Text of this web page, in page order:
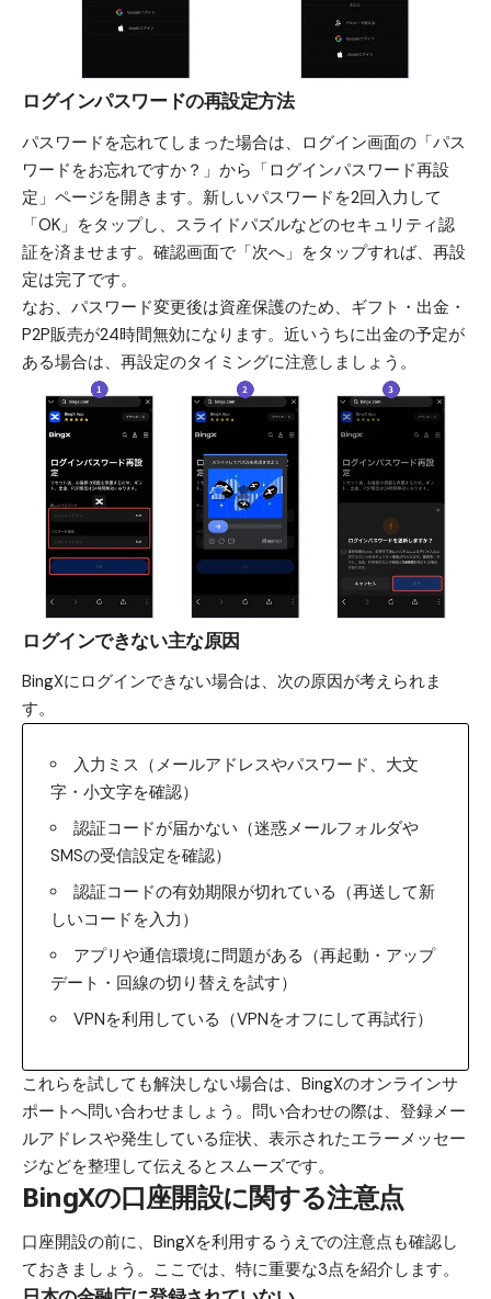
ログインパスワードの再設定方法
パスワードを忘れてしまった場合は、ログイン画面の「パス
ワードをお忘れですか？」から「ログインパスワード再設
定」ページを開きます。新しいパスワードを2回入力して
「OK」をタップし、スライドパズルなどのセキュリティ認
証を済ませます。確認画面で「次へ」をタップすれば、再設
定は完了です。
なお、パスワード変更後は資産保護のため、ギフト・出金・
P2P販売が24時間無効になります。近いうちに出金の予定が
ある場合は、再設定のタイミングに注意しましょう。
ログインできない主な原因
BingXにログインできない場合は、次の原因が考えられま
す。
入力ミス（メールアドレスやパスワード、大文
字・小文字を確認）
認証コードが届かない（迷惑メールフォルダや
SMSの受信設定を確認）
認証コードの有効期限が切れている（再送して新
しいコードを入力）
アプリや通信環境に問題がある（再起動・アップ
デート・回線の切り替えを試す）
VPNを利用している（VPNをオフにして再試行）
これらを試しても解決しない場合は、BingXのオンラインサ
ポートへ問い合わせましょう。問い合わせの際は、登録メー
ルアドレスや発生している症状、表示されたエラーメッセー
ジなどを整理して伝えるとスムーズです。
BingXの口座開設に関する注意点
口座開設の前に、BingXを利用するうえでの注意点も確認し
ておきましょう。ここでは、特に重要な3点を紹介します。